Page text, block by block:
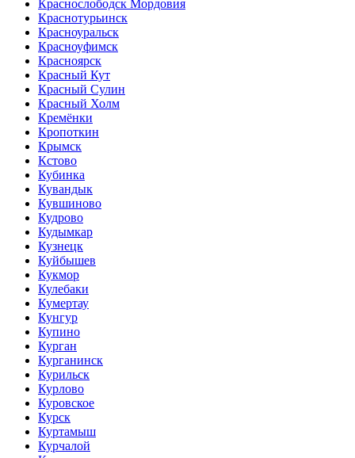
Краснослободск Мордовия
Краснотурьинск
Красноуральск
Красноуфимск
Красноярск
Красный Кут
Красный Сулин
Красный Холм
Кремёнки
Кропоткин
Крымск
Кстово
Кубинка
Кувандык
Кувшиново
Кудрово
Кудымкар
Кузнецк
Куйбышев
Кукмор
Кулебаки
Кумертау
Кунгур
Купино
Курган
Курганинск
Курильск
Курлово
Куровское
Курск
Куртамыш
Курчалой